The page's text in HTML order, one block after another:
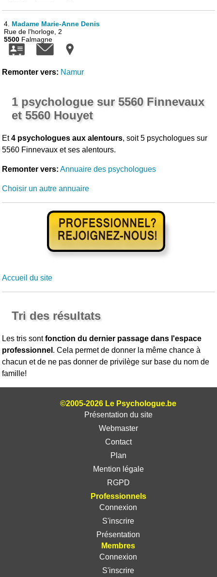
4. Madame Marie-Anne Denis
Rue de l'horloge, 2
5500 Falmagne
Remonter vers: Namur
1 psychologue sur 5560 Finnevaux
et 5560 Houyet
Et4 psychologues aux alentours, soit 5 psychologues sur
5560 Finnevaux et ses alentours.
Remonter vers: Annuaire des psychologues
Choisir un autre annuaire
Accueil du site
Tri des résultats
Les tris sontfonction du dernier passage dans l'espace
professionnel . Cela permet de donner la même chance à
chacun et de ne pas donner de privilège sur base du nom de
famille!
©2005-2026 Le Psychologue.be
Présentation du site
Webmaster
Contact
Plan
Mention légale
RGPD
Professionnels
Connexion
S'inscrire
Présentation
Membres
Connexion
S'inscrire